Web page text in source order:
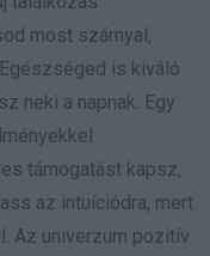
most szárnyal,
is kiváló
neki a napnak. Egy
támogatást kapsz,
az intuíciódra, mert
Az univerzum pozitív